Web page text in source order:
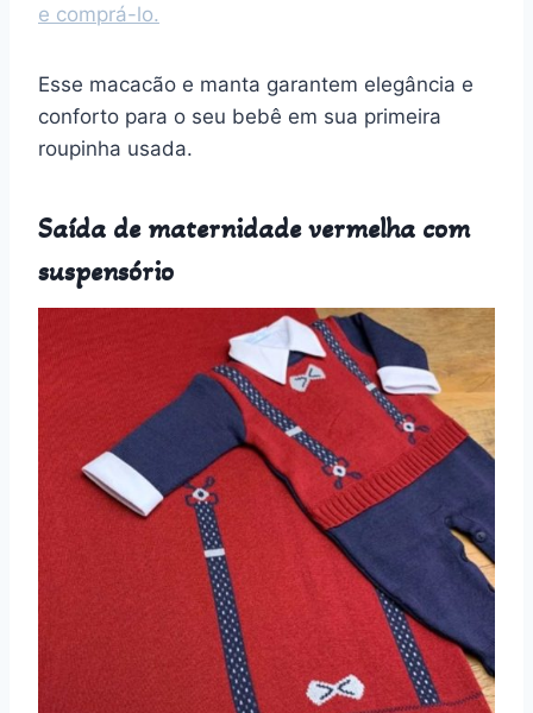
e comprá-lo.
Esse macacão e manta garantem elegância e
conforto para o seu bebê em sua primeira
roupinha usada.
Saída de maternidade vermelha com
suspensório